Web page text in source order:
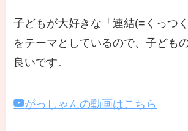
子どもが大好きな「連結(=くっつ
をテーマとしているので、子ども
良いです。
がっしゃんの動画はこちら